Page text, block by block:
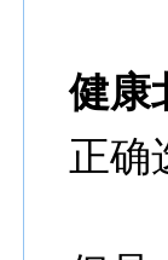
健康
正确